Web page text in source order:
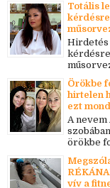
Totális
Hirdetés
kérdésre
Örökbe
hirtelen
ezt
A nevem
örökbe
vív a